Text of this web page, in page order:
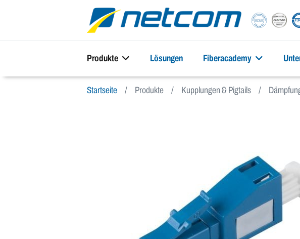
Produkte Lösungen Fiberacademy
Startseite Produkte Kupplungen & Pigtails